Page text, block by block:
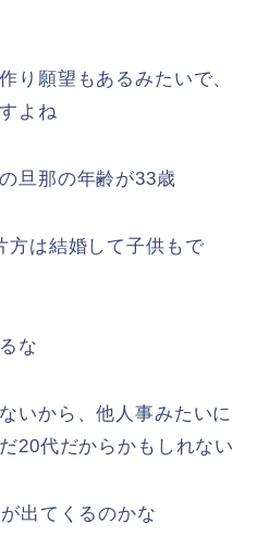
り願望もあるみたいで、
よね
旦那の年齢が33歳
方は結婚して子供もで
な
いから、他人事みたいに
20代だからかもしれない
出てくるのかな